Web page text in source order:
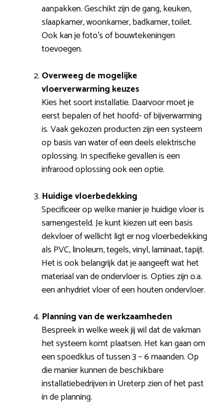
aanpakken. Geschikt zijn de gang, keuken,
slaapkamer, woonkamer, badkamer, toilet.
Ook kan je foto’s of bouwtekeningen
toevoegen.
Overweeg de mogelijke
vloerverwarming keuzes
Kies het soort installatie. Daarvoor moet je
eerst bepalen of het hoofd- of bijverwarming
is. Vaak gekozen producten zijn een systeem
op basis van water of een deels elektrische
oplossing. In specifieke gevallen is een
infrarood oplossing ook een optie.
Huidige vloerbedekking
Specificeer op welke manier je huidige vloer is
samengesteld. Je kunt kiezen uit een basis
dekvloer of wellicht ligt er nog vloerbedekking
als PVC, linoleum, tegels, vinyl, laminaat, tapijt.
Het is ook belangrijk dat je aangeeft wat het
materiaal van de ondervloer is. Opties zijn o.a.
een anhydriet vloer of een houten ondervloer.
Planning van de werkzaamheden
Bespreek in welke week jij wil dat de vakman
het systeem komt plaatsen. Het kan gaan om
een spoedklus of tussen 3 – 6 maanden. Op
die manier kunnen de beschikbare
installatiebedrijven in Ureterp zien of het past
in de planning.